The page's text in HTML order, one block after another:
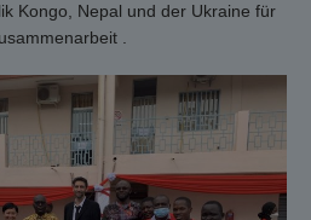
Kongo, Nepal und der Ukraine für
.